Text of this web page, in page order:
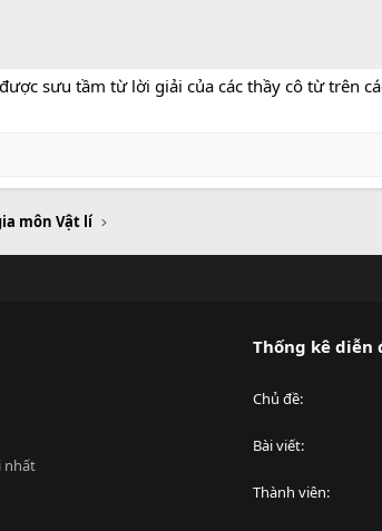
sưu tầm từ lời giải của các thầy cô từ trên
môn Vật lí
nhất
Thống kê diễn
Chủ đề
Bài viết
Thành viên